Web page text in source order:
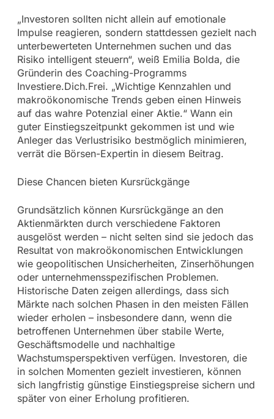
„Investoren sollten nicht allein auf emotionale
Impulse reagieren, sondern stattdessen gezielt nach
unterbewerteten Unternehmen suchen und das
Risiko intelligent steuern“, weiß Emilia Bolda, die
Gründerin des Coaching-Programms
Investiere.Dich.Frei. „Wichtige Kennzahlen und
makroökonomische Trends geben einen Hinweis
auf das wahre Potenzial einer Aktie.“ Wann ein
guter Einstiegszeitpunkt gekommen ist und wie
Anleger das Verlustrisiko bestmöglich minimieren,
verrät die Börsen-Expertin in diesem Beitrag.
Diese Chancen bieten Kursrückgänge
Grundsätzlich können Kursrückgänge an den
Aktienmärkten durch verschiedene Faktoren
ausgelöst werden – nicht selten sind sie jedoch das
Resultat von makroökonomischen Entwicklungen
wie geopolitischen Unsicherheiten, Zinserhöhungen
oder unternehmensspezifischen Problemen.
Historische Daten zeigen allerdings, dass sich
Märkte nach solchen Phasen in den meisten Fällen
wieder erholen – insbesondere dann, wenn die
betroffenen Unternehmen über stabile Werte,
Geschäftsmodelle und nachhaltige
Wachstumsperspektiven verfügen. Investoren, die
in solchen Momenten gezielt investieren, können
sich langfristig günstige Einstiegspreise sichern und
später von einer Erholung profitieren.